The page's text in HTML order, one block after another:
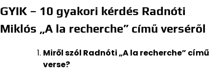
GYIK – 10 gyakori kérdés Radnóti
Miklós „A la recherche” című verséről
Miről szól Radnóti „A la recherche” című
verse?